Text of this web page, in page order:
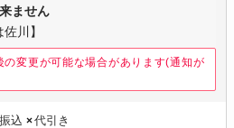
ません
川】
変更が可能な場合があります(通知が
込 ×代引き